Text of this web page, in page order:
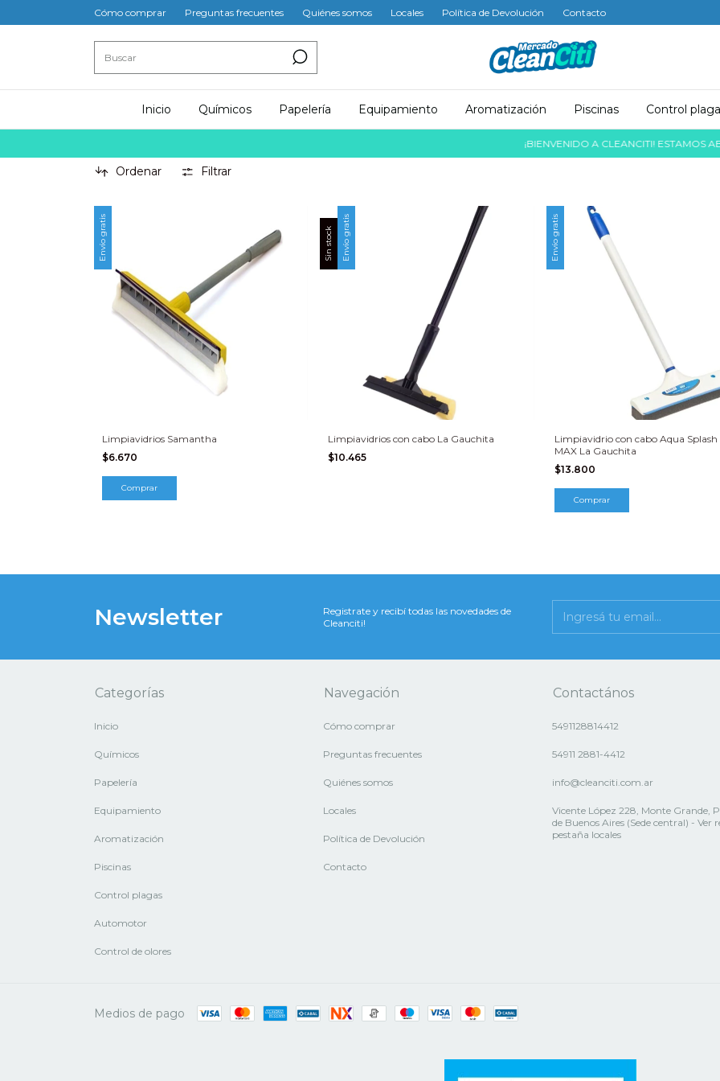
Cómo comprar Preguntas frecuentes Quiénes somos Locales Política de Devolución Contacto
Inicio Químicos Papelería Equipamiento Aromatización Piscinas Control
¡BIENVENIDO A CLEANCITI! ESTAMOS
Ordenar Filtrar
Envío gratis
Limpiavidrios Samantha
$6.670
Sin stock Envío gratis
Limpiavidrios con cabo La Gauchita
$10.465
Envío gratis
Limpiavidrio con cabo Aqua Splash
MAX La Gauchita
$13.800
Newsletter
Registrate y recibí todas las novedades de
Cleanciti!
Categorías
Inicio
Químicos
Papelería
Equipamiento
Aromatización
Piscinas
Control plagas
Automotor
Control de olores
Navegación
Cómo comprar
Preguntas frecuentes
Quiénes somos
Locales
Política de Devolución
Contacto
Contactános
5491128814412
54911 2881-4412
info@cleanciti.com.ar
Vicente López 228, Monte Grande,
de Buenos Aires (Sede central) - Ver
pestaña locales
Medios de pago